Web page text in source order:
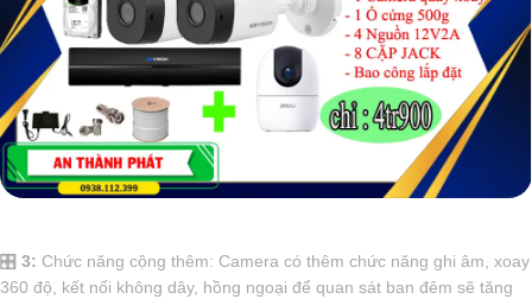
🎛 3: Chức năng cộng thêm: Camera có thêm chức năng ghi âm, xoay
360 độ, kết nối không dây, hồng ngoại để quan sát ban đêm sẽ tăng